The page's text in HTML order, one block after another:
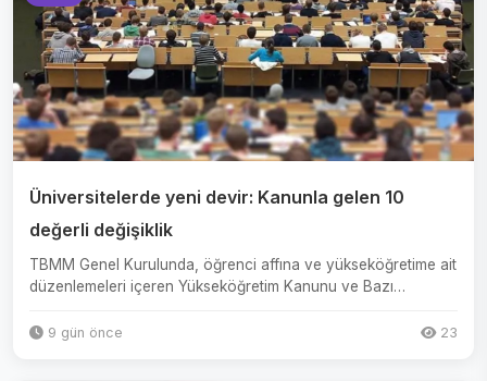
Üniversitelerde yeni devir: Kanunla gelen 10
değerli değişiklik
TBMM Genel Kurulunda, öğrenci affına ve yükseköğretime ait
düzenlemeleri içeren Yükseköğretim Kanunu ve Bazı
9 gün önce 23